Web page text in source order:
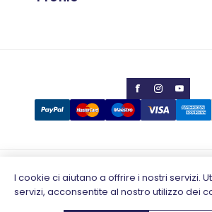
Copyright © 2026 Calabria
Partita IVA 02796930648
I cookie ci aiutano a offrire i nostri servizi.
servizi, acconsentite al nostro utilizzo dei